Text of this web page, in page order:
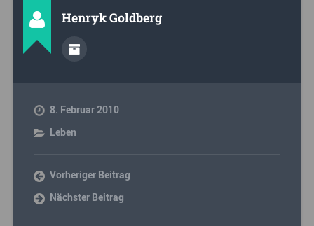
Henryk Goldberg
8. Februar 2010
Leben
Vorheriger Beitrag
Nächster Beitrag